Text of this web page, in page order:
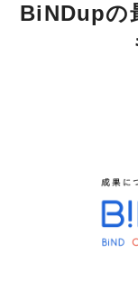
BiNDupの